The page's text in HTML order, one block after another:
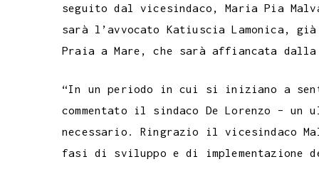
seguito dal vicesindaco, Maria Pia
sarà l’avvocato Katiuscia Lamonica,
Praia a Mare, che sarà affiancata dalla
“In un periodo in cui si iniziano a
commentato il sindaco De Lorenzo –
necessario. Ringrazio il vicesindaco
fasi di sviluppo e di implementazione